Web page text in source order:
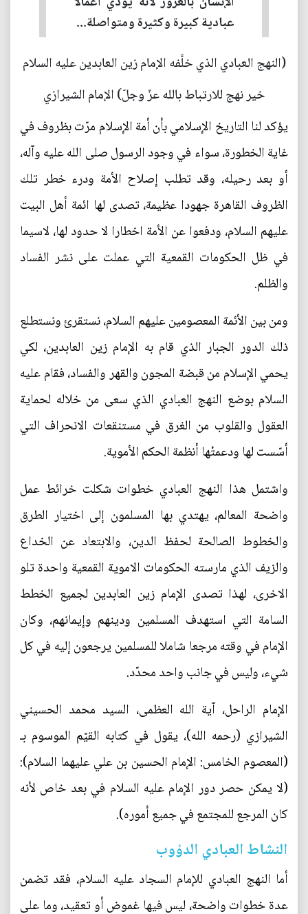
عبادية كبيرة وكثيرة ومتواصلة...
(النهج العبادي الذي خلَّفه الإمام زين العابدين عليه السلام
خير نهج للارتباط بالله عزّ وجلّ) الإمام الشيرازي
يؤكد لنا التاريخ الإسلامي بأن أمة الإسلام مرّت بظروف في
غاية الخطورة، سواء في وجود الرسول صلى الله عليه وآله،
أو بعد رحيله، وقد تطلب إصلاح الأمة ودرء خطر تلك
الظروف القاهرة جهودا عظيمة، تصدى لها ائمة أهل البيت
عليهم السلام، ودفعوا عن الأمة اخطارا لا حدود لها، لاسيما
في ظل الحكومات القمعية التي عملت على نشر الفساد
والظلم.
ومن بين الأئمة المعصومين عليهم السلام، نستقرئ ونستطلع
ذلك الدور الجبار الذي قام به الإمام زين العابدين، لكي
يحمي الإسلام من قبضة المجون والقهر والفساد، فقام عليه
السلام بوضع النهج العبادي الذي سعى من خلاله لحماية
العقول والقلوب من الغرق في مستنقعات الانحراف التي
أسّست لها ودعمتْها أنظمة الحكم الأموية.
واشتمل هذا النهج العبادي خطوات شكلت خرائط عمل
واضحة المعالم، يهتدي بها المسلمون إلى اختيار الطرق
والخطوط الصالحة لحفظ الدين، والابتعاد عن الخداع
والزيف الذي مارسته الحكومات الاموية القمعية واحدة تلو
الاخرى، لهذا تصدى الإمام زين العابدين لجميع الخطط
السامة التي استهدف المسلمين ودينهم وإيمانهم، وكان
الإمام في وقته مرجعا شاملا للمسلمين يرجعون إليه في كل
شيء، وليس في جانب واحد محدّد.
الإمام الراحل، آية الله العظمى، السيد محمد الحسيني
الشيرازي (رحمه الله)، يقول في كتابه القيّم الموسوم بـ
(المعصوم الخامس: الإمام الحسين بن علي عليهما السلام):
(لا يمكن حصر دور الإمام عليه السلام في بعد خاص لأنه
كان المرجع للمجتمع في جميع أموره).
النشاط العبادي الدؤوب
أما النهج العبادي للإمام السجاد عليه السلام، فقد تضمن
عدة خطوات واضحة، ليس فيها غموض أو تعقيد، وما على